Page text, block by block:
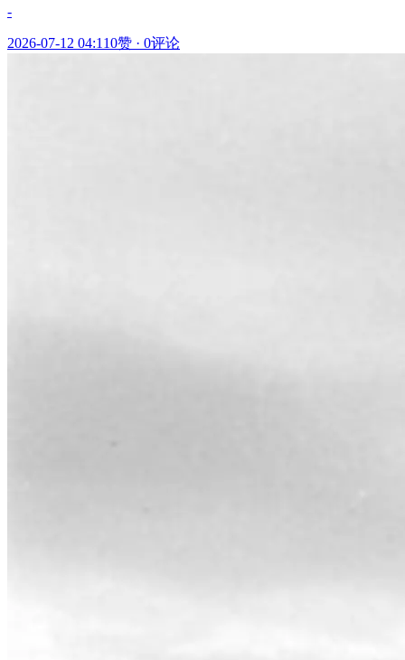
-
2026-07-12 04:110赞 · 0评论